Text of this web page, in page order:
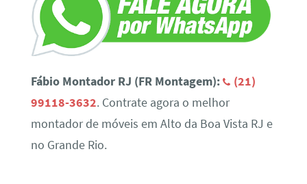
Fábio Montador RJ (FR Montagem):
(21)
99118-3632. Contrate agora o melhor
montador de móveis em Alto da Boa Vista RJ e
no Grande Rio.